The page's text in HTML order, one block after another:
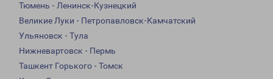
Тюмень - Ленинск-Кузнецкий
Великие Луки - Петропавловск-Камчатский
Ульяновск - Тула
Нижневартовск - Пермь
Ташкент Горького - Томск